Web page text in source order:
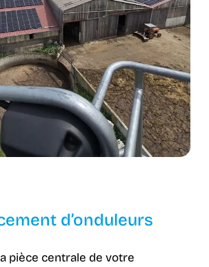
d’onduleurs
pièce centrale de votre